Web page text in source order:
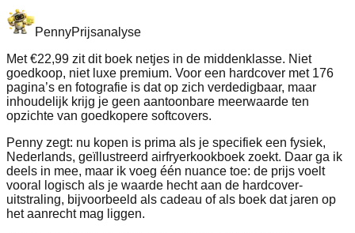
PennyPrijsanalyse
Met €22,99 zit dit boek netjes in de middenklasse. Niet
goedkoop, niet luxe premium. Voor een hardcover met 176
pagina’s en fotografie is dat op zich verdedigbaar, maar
inhoudelijk krijg je geen aantoonbare meerwaarde ten
opzichte van goedkopere softcovers.
Penny zegt: nu kopen is prima als je specifiek een fysiek,
Nederlands, geïllustreerd airfryerkookboek zoekt. Daar ga ik
deels in mee, maar ik voeg één nuance toe: de prijs voelt
vooral logisch als je waarde hecht aan de hardcover-
uitstraling, bijvoorbeeld als cadeau of als boek dat jaren op
het aanrecht mag liggen.